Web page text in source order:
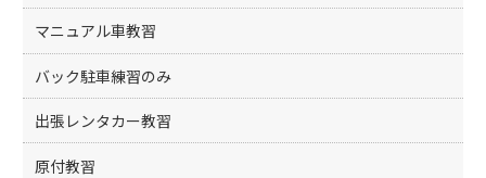
マニュアル車教習
バック駐車練習のみ
出張レンタカー教習
原付教習